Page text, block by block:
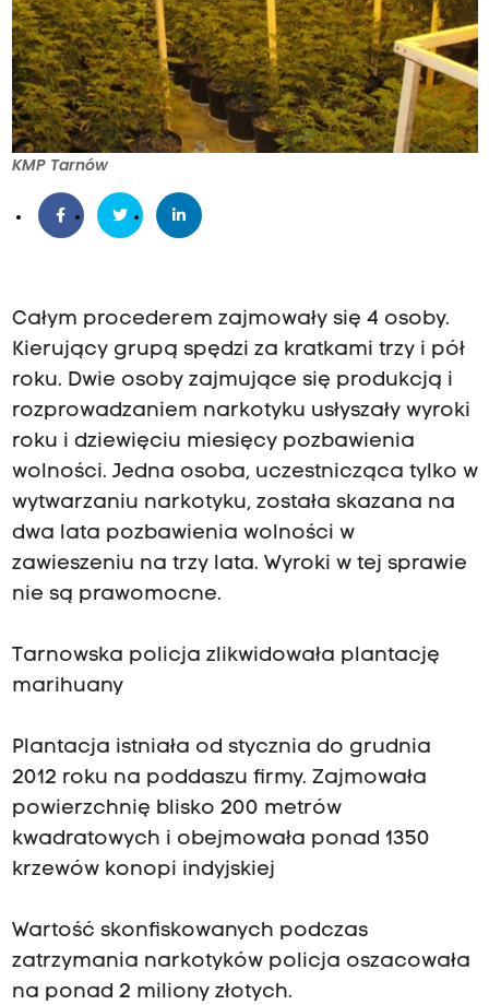
KMP Tarnów
Całym procederem zajmowały się 4 osoby.
Kierujący grupą spędzi za kratkami trzy i pół
roku. Dwie osoby zajmujące się produkcją i
rozprowadzaniem narkotyku usłyszały wyroki
roku i dziewięciu miesięcy pozbawienia
wolności. Jedna osoba, uczestnicząca tylko w
wytwarzaniu narkotyku, została skazana na
dwa lata pozbawienia wolności w
zawieszeniu na trzy lata. Wyroki w tej sprawie
nie są prawomocne.
Tarnowska policja zlikwidowała plantację
marihuany
Plantacja istniała od stycznia do grudnia
2012 roku na poddaszu firmy. Zajmowała
powierzchnię blisko 200 metrów
kwadratowych i obejmowała ponad 1350
krzewów konopi indyjskiej
Wartość skonfiskowanych podczas
zatrzymania narkotyków policja oszacowała
na ponad 2 miliony złotych.